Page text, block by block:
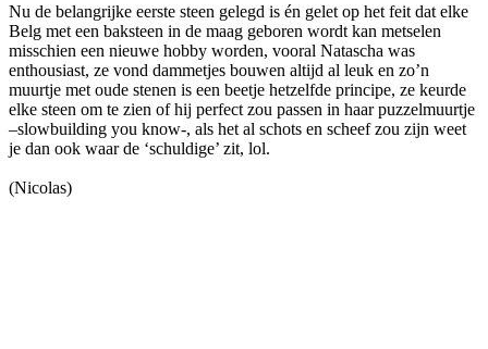
Nu de belangrijke eerste steen gelegd is én gelet op het feit dat elke
Belg met een baksteen in de maag geboren wordt kan metselen
misschien een nieuwe hobby worden, vooral Natascha was
enthousiast, ze vond dammetjes bouwen altijd al leuk en zo’n
muurtje met oude stenen is een beetje hetzelfde principe, ze keurde
elke steen om te zien of hij perfect zou passen in haar puzzelmuurtje
–slowbuilding you know-, als het al schots en scheef zou zijn weet
je dan ook waar de ‘schuldige’ zit, lol.
(Nicolas)